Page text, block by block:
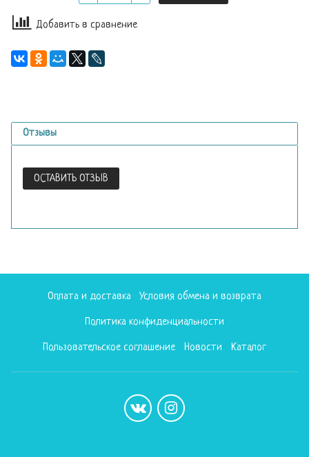
Добавить в сравнение
Отзывы
ОСТАВИТЬ ОТЗЫВ
Оплата и доставка Условия обмена и возврата
Политика конфиденциальности
Пользовательское соглашение Новости Каталог